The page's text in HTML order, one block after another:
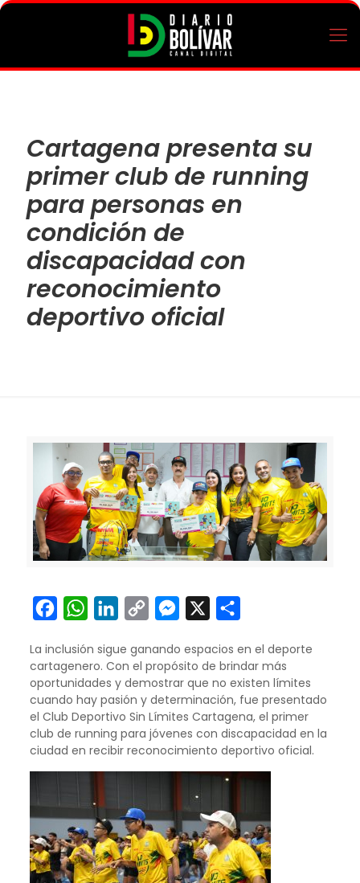
Cartagena presenta su
primer club de running
para personas en
condición de
discapacidad con
reconocimiento
deportivo oficial
FacebookWhatsAppLinkedIn
Copy
Messenger
La inclusión sigue ganando espacios en el deporte
cartagenero. Con el propósito de brindar más
oportunidades y demostrar que no existen límites
cuando hay pasión y determinación, fue presentado
el Club Deportivo Sin Límites Cartagena, el primer
club de running para jóvenes con discapacidad en la
ciudad en recibir reconocimiento deportivo oficial.